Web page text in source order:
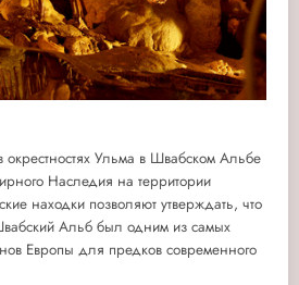
Ульма в Швабском Альбе
Наследия на территории
находки позволяют утверждать, что
Альб был одним из самых
Европы для предков современного